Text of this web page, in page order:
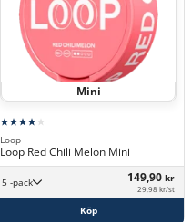
Mini
Loop
Loop Red Chili Melon Mini
5 -pack 149,90 kr
29,98 kr/st
Köp